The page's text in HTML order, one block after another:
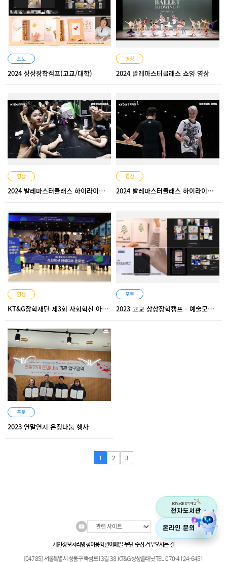
포토
2024 상상장학캠프(고교/대학)
영상
2024 발레마스터클래스 쇼잉 영상
영상
2024 발레마스터클래스 하이라이트 영상2
영상
2024 발레마스터클래스 하이라이트 영상1
영상
KT&G장학재단 제3회 사회혁신 아이디어 공모전 현장 스케치
포토
2023 고교 상상장학캠프 - 예술모아 열음
포토
2023 연말연시 온정나눔 행사
1 2 3
개인정보처리방침이용약관이메일 무단 수집 거부오시는 길
[04785] 서울특별시 성동구 뚝섬로13길 38 KT&G상상플래닛 TEL. 070-4124-6451